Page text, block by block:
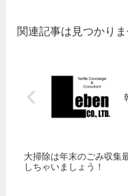
関連記事は見つかりま
大掃除は年末のごみ収集
しちゃいましょう！